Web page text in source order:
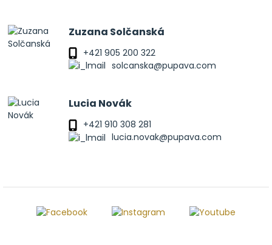
Zuzana Solčanská
+421 905 200 322
solcanska@pupava.com
Lucia Novák
+421 910 308 281
lucia.novak@pupava.com